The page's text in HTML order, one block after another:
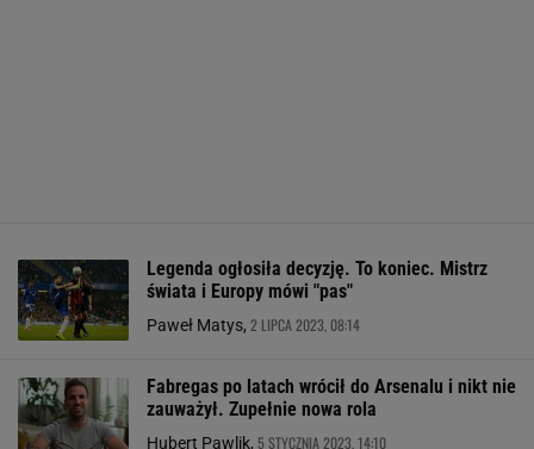
Legenda ogłosiła decyzję. To koniec. Mistrz
świata i Europy mówi "pas"
Paweł Matys, 2 LIPCA 2023, 08:14
Fabregas po latach wrócił do Arsenalu i nikt nie
zauważył. Zupełnie nowa rola
Hubert Pawlik, 5 STYCZNIA 2023, 14:10